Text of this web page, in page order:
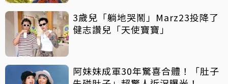
3歲兒「躺地哭鬧」Marz23投降了
健志讚兒「天使寶寶」
阿妹妹成軍30年驚喜合體！「肚子